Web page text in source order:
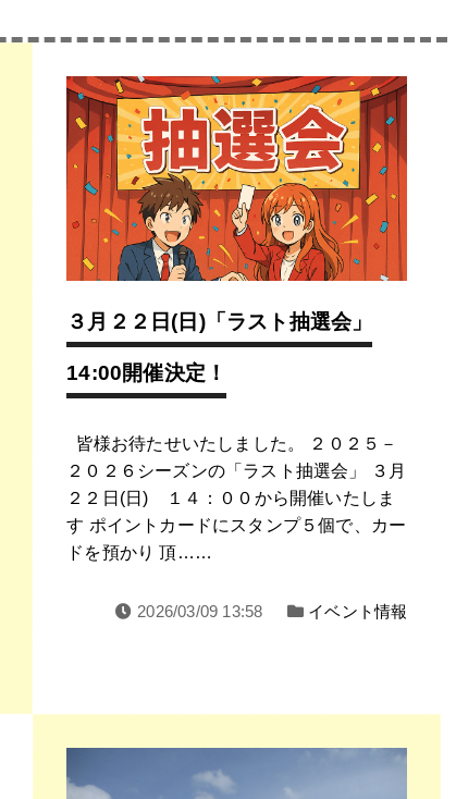
３月２２日(日)「ラスト抽選会」
14:00開催決定！
皆様お待たせいたしました。 ２０２５－
２０２６シーズンの「ラスト抽選会」 ３月
２２日(日) １４：００から開催いたしま
す ポイントカードにスタンプ５個で、カー
ドを預かり 頂……
2026/03/09 13:58 イベント情報